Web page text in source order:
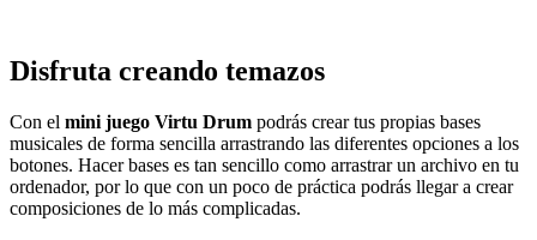
Disfruta creando temazos
Con el mini juego Virtu Drum podrás crear tus propias bases
musicales de forma sencilla arrastrando las diferentes opciones a los
botones. Hacer bases es tan sencillo como arrastrar un archivo en tu
ordenador, por lo que con un poco de práctica podrás llegar a crear
composiciones de lo más complicadas.